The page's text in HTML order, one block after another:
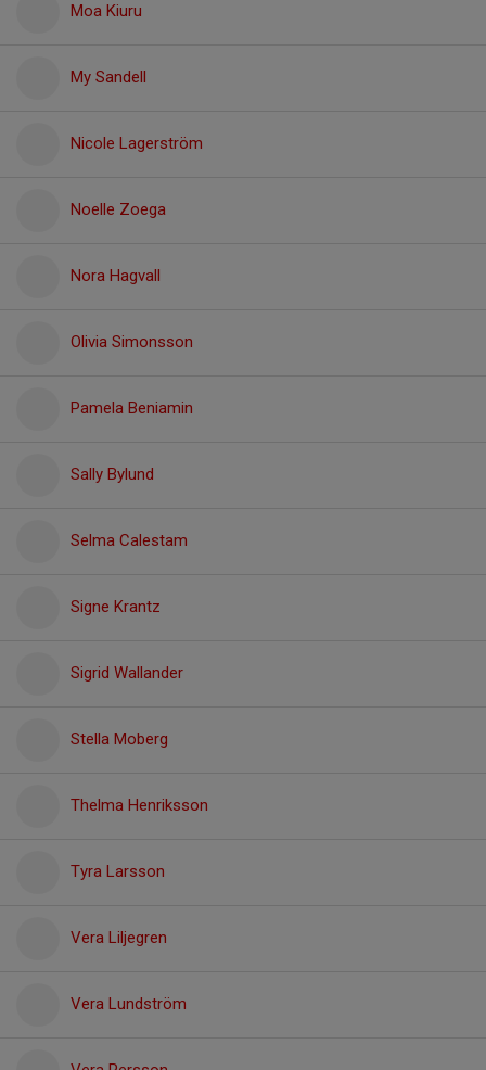
Moa Kiuru
My Sandell
Nicole Lagerström
Noelle Zoega
Nora Hagvall
Olivia Simonsson
Pamela Beniamin
Sally Bylund
Selma Calestam
Signe Krantz
Sigrid Wallander
Stella Moberg
Thelma Henriksson
Tyra Larsson
Vera Liljegren
Vera Lundström